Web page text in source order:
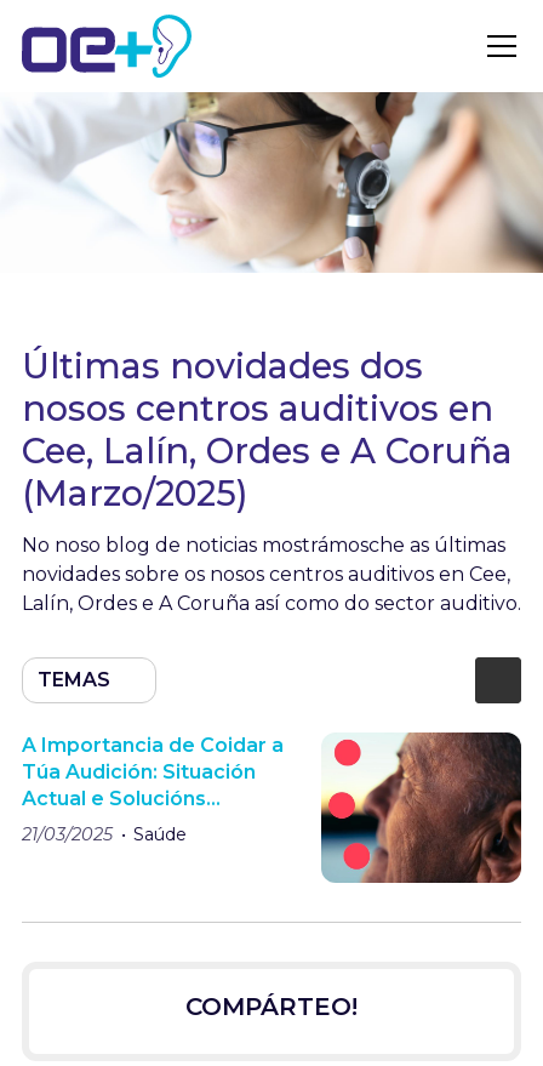
Últimas novidades dos
nosos centros auditivos en
Cee, Lalín, Ordes e A Coruña
(Marzo/2025)
No noso blog de noticias mostrámosche as últimas
novidades sobre os nosos centros auditivos en Cee,
Lalín, Ordes e A Coruña así como do sector auditivo.
TEMAS
A Importancia de Coidar a
Túa Audición: Situación
Actual e Solucións
Expertas
21/03/2025 Saúde
COMPÁRTEO!